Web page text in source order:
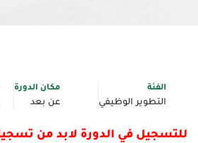
الفئة
التطوير الوظيفي
مكان الدورة
عن بعد
للتسجيل في الدورة لابد من